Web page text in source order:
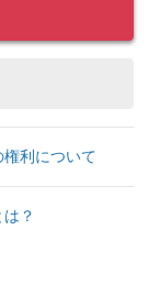
権利について
？